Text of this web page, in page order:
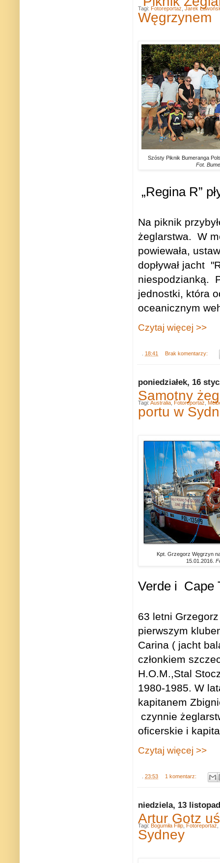
Węgrzynem
Szósty Piknik Bumeranga
Fot.
„Regina R”
Na piknik
żeglarstwa.
W
powiewała,
dopływał jacht "
niespodzianką.
jednostki, która
oceanicznym
Czytaj więcej >>
18:41 Brak komentarzy:
Tagi: Fotoreportaż Jarek
poniedziałek, 16
Samotny
portu w
Kpt. Grzegorz Węgrzyn
15.01.2016.
Verde i Cape
63 letni
pierwszym
Carina ( jacht
członkiem
H.O.M.,Stal
1980-1985. W
kapitanem
czynnie
oficerskie i
Czytaj więcej >>
23:53 1 komentarz:
Tagi: Australia Fotoreportaż
niedziela, 13
Artur Gotz
Sydney
Tagi: Bogumiła Filip Fotoreportaż